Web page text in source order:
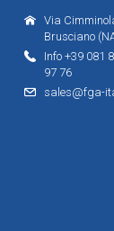
Via
Brusciano
Info +39 081
97 76
sales@fga-